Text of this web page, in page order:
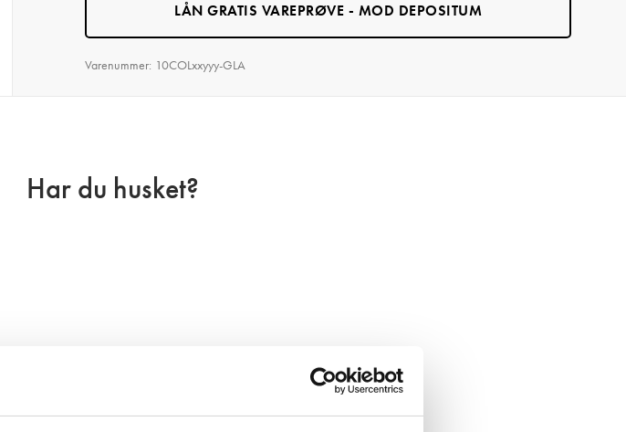
LÅN GRATIS VAREPRØVE - MOD DEPOSITUM
Varenummer: 10COLxxyyy-GLA
Har du husket?